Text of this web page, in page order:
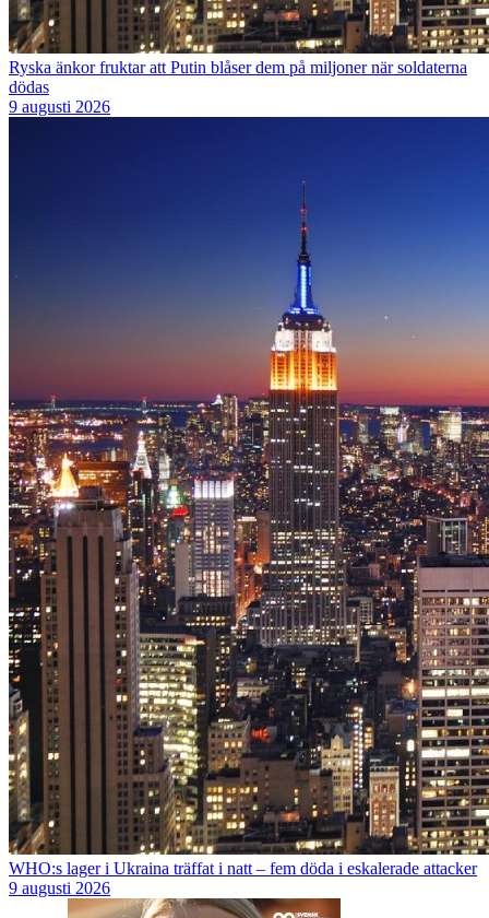
Ryska änkor fruktar att Putin blåser dem på miljoner när soldaterna
dödas
9 augusti 2026
WHO:s lager i Ukraina träffat i natt – fem döda i eskalerade attacker
9 augusti 2026